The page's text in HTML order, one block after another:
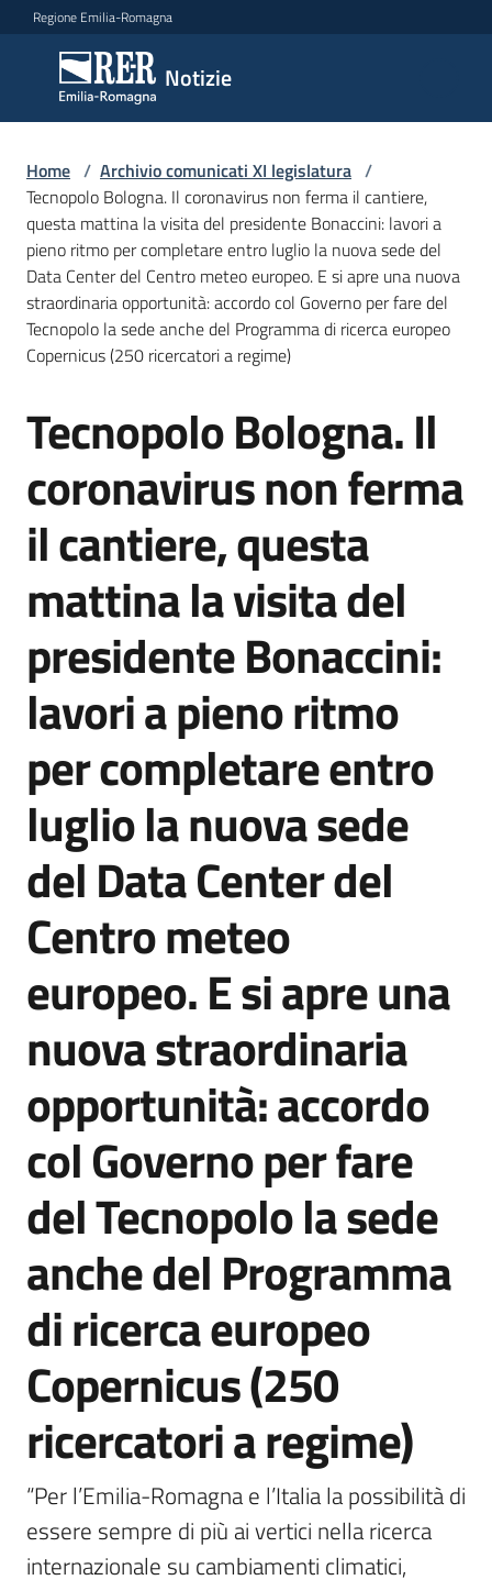
Vai al contenuto
Vai alla navigazione
Vai al footer
Regione Emilia-Romagna
Notizie
Notizie
Comunicati
stampa
Cerca
un
comunicato
Risorse
Agenzia
di
informazione
e
comunicazione
Seguici
su
Home / Archivio comunicati XI legislatura /
Tecnopolo Bologna. Il coronavirus non ferma il cantiere,
questa mattina la visita del presidente Bonaccini: lavori a
pieno ritmo per completare entro luglio la nuova sede del
Data Center del Centro meteo europeo. E si apre una nuova
straordinaria opportunità: accordo col Governo per fare del
Tecnopolo la sede anche del Programma di ricerca europeo
Copernicus (250 ricercatori a regime)
Salta al contenuto
Tecnopolo Bologna. Il
coronavirus non ferma
il cantiere, questa
mattina la visita del
presidente Bonaccini:
lavori a pieno ritmo
per completare entro
luglio la nuova sede
del Data Center del
Centro meteo
europeo. E si apre una
nuova straordinaria
opportunità: accordo
col Governo per fare
del Tecnopolo la sede
anche del Programma
di ricerca europeo
Copernicus (250
ricercatori a regime)
“Per l’Emilia-Romagna e l’Italia la possibilità di
essere sempre di più ai vertici nella ricerca
internazionale su cambiamenti climatici,